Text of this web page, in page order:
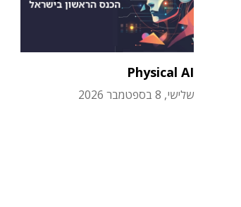
Physical AI
שלישי, 8 בספטמבר 2026